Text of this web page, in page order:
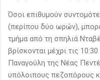
Όσοι επιθυμούν
(περίπου δύο ωρών),
τμήμα από τη σπηλιά
βρίσκονται μέχρι τις
Παναγούλη της Νέας
υπόλοιπους πεζοπόρους